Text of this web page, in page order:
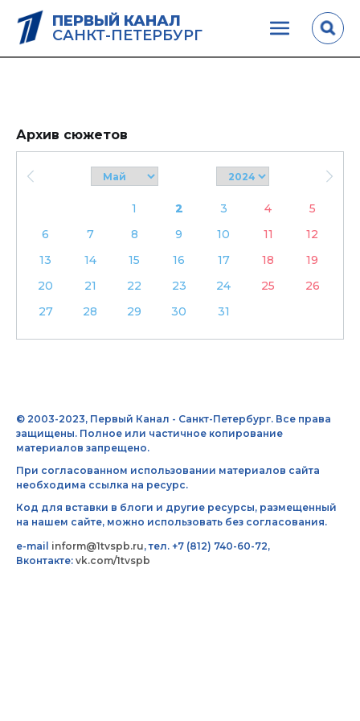
ПЕРВЫЙ КАНАЛ
САНКТ-ПЕТЕРБУРГ
Архив сюжетов
1 2 3 4
5
6
7 8 9 10 11
12
13
14 15 16 17 18
19
20
21 22 23 24 25
26
27
28 29 30 31
© 2003-2023, Первый Канал - Санкт-Петербург. Все права
защищены. Полное или частичное копирование
материалов запрещено.
При согласованном использовании материалов сайта
необходима ссылка на ресурс.
Код для вставки в блоги и другие ресурсы, размещенный
на нашем сайте, можно использовать без согласования.
e-mail inform@1tvspb.ru, тел. +7 (812) 740-60-72,
Вконтакте: vk.com/1tvspb